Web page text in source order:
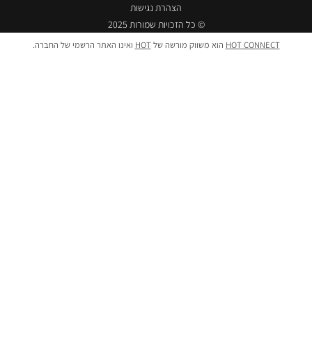
© כל הזכויות שמורות 2025
הצהרת נגישות
HOT CONNECTהוא משווק מורשה שלHOTואינו האתר הרשמי של החברה.